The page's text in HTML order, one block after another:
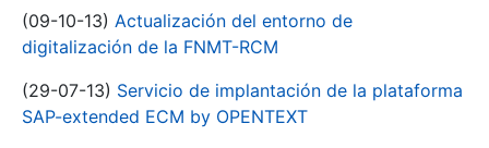
(09-10-13) Actualización del entorno de
digitalización de la FNMT-RCM
(29-07-13) Servicio de implantación de la plataforma
SAP-extended ECM by OPENTEXT